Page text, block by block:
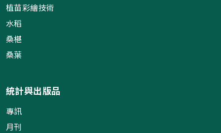
植苗彩繪技術
水稻
桑椹
桑葉
統計與出版品
專訊
月刊